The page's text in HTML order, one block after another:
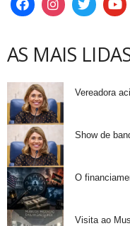
AS MAIS
Vereadora
Show de
O
Visita ao